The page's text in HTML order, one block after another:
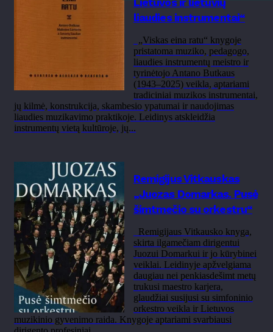
liaudies instrumentai“
„Viskas eina ratu“ knygoje
pristatoma muziko, pedagogo,
liaudies instrumentų meistro ir
tyrinėtojo Antano Butkaus
(1943–2025) veikla, aptariami
tradiciniai muzikos instrumentai,
jų kilmė, konstrukcija, skambesio ypatumai ir naudojimas
liaudies muzikavimo praktikoje. Leidinys atskleidžia
instrumentų vietą kultūroje, jų...
Remigijus Vitkauskas
„Juozas Domarkas. Pusė
šimtmečio su orkestru“
Remigijaus Vitkausko knyga,
skirta ilgamečiam dirigentui
Juozui Domarkui ir jo kūrybinei
veiklai. Leidinyje apžvelgiama
daugiau nei penkiasdešimt metų
trukusi maestro karjera,
glaudžiai susijusi su simfoninio
orkestro veikla ir Lietuvos
muzikinio gyvenimo raida. Knygoje aptariami svarbiausi